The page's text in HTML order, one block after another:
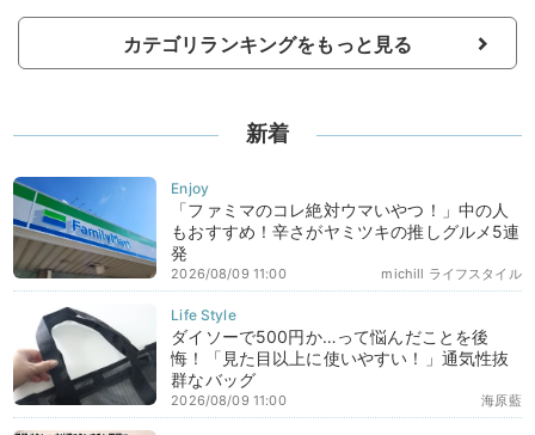
カテゴリランキングをもっと見る
新着
「ファミマのコレ絶対ウマいやつ！」中の人
もおすすめ！辛さがヤミツキの推しグルメ5連
発
michill ライフスタイル
2026/08/09 11:00
ダイソーで500円か…って悩んだことを後
悔！「見た目以上に使いやすい！」通気性抜
群なバッグ
海原藍
2026/08/09 11:00